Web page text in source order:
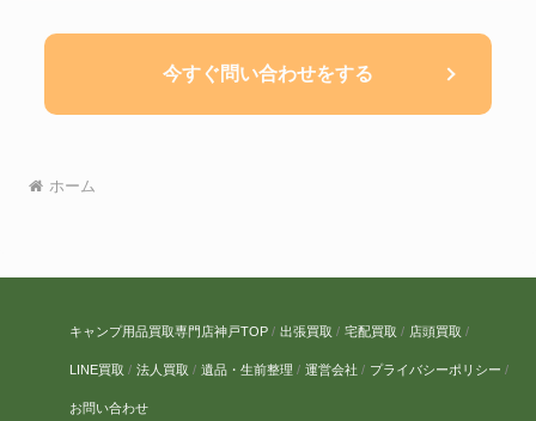
今すぐ問い合わせをする
ホーム
キャンプ用品買取専門店神戸TOP 出張買取 宅配買取 店頭買取
LINE買取 法人買取 遺品・生前整理 運営会社 プライバシーポリシー
お問い合わせ